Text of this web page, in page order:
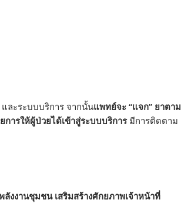
ละระบบบริการ จากนั้นแพทย์จะ “แจก” ยาตาม
การให้ผู้ป่วยได้เข้าสู่ระบบบริการมีการติดตาม
งงานชุมชน เสริมสร้างศักยภาพเจ้าหน้าที่